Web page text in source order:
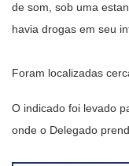
de som, sob uma
havia drogas em seu
Foram localizadas
O indicado foi levado
onde o Delegado